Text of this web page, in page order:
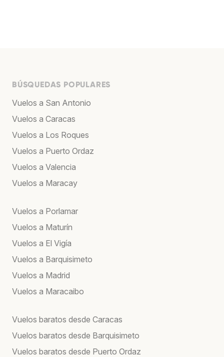
BÚSQUEDAS POPULARES
Vuelos a San Antonio
Vuelos a Caracas
Vuelos a Los Roques
Vuelos a Puerto Ordaz
Vuelos a Valencia
Vuelos a Maracay
Vuelos a Porlamar
Vuelos a Maturín
Vuelos a El Vigía
Vuelos a Barquisimeto
Vuelos a Madrid
Vuelos a Maracaibo
Vuelos baratos desde Caracas
Vuelos baratos desde Barquisimeto
Vuelos baratos desde Puerto Ordaz